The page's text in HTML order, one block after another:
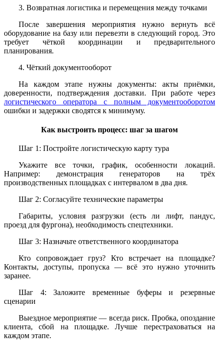
3. Возвратная логистика и перемещения между точками
После завершения мероприятия нужно вернуть всё
оборудование на базу или перевезти в следующий город. Это
требует чёткой координации и предварительного
планирования.
4. Чёткий документооборот
На каждом этапе нужны документы: акты приёмки,
доверенности, подтверждения доставки. При работе через
логистического оператора с полным документооборотом
ошибки и задержки сводятся к минимуму.
Как выстроить процесс: шаг за шагом
Шаг 1: Постройте логистическую карту тура
Укажите все точки, график, особенности локаций.
Например: демонстрация генераторов на трёх
производственных площадках с интервалом в два дня.
Шаг 2: Согласуйте технические параметры
Габариты, условия разгрузки (есть ли лифт, пандус,
проезд для фургона), необходимость спецтехники.
Шаг 3: Назначьте ответственного координатора
Кто сопровождает груз? Кто встречает на площадке?
Контакты, доступы, пропуска — всё это нужно уточнить
заранее.
Шаг 4: Заложите временные буферы и резервные
сценарии
Выездное мероприятие — всегда риск. Пробка, опоздание
клиента, сбой на площадке. Лучше перестраховаться на
каждом этапе.